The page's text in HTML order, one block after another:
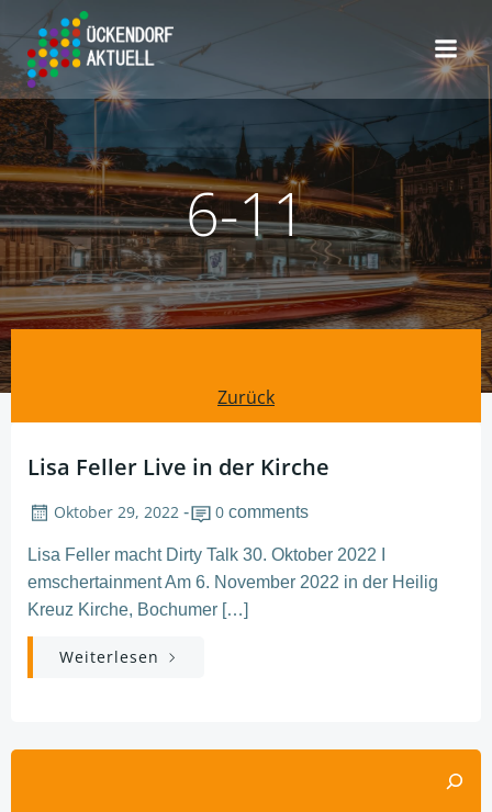
6-11
Post
navigation
Zurück
Lisa Feller Live in der Kirche
Oktober 29, 2022 - 0 comments
Lisa Feller macht Dirty Talk 30. Oktober 2022 I
emschertainment Am 6. November 2022 in der Heilig
Kreuz Kirche, Bochumer […]
Weiterlesen